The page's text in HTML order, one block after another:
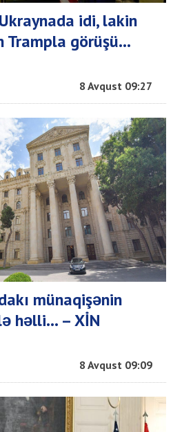
idi, lakin
Trampla görüşü...
8 Avqust 09:27
münaqişənin
həlli... – XİN
8 Avqust 09:09